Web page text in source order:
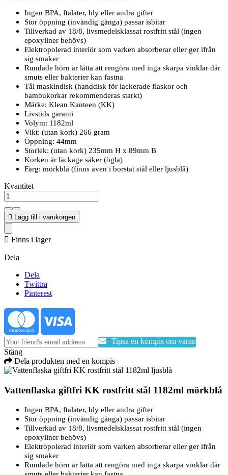
Ingen BPA, ftalater, bly eller andra gifter
Stor öppning (invändig gänga) passar isbitar
Tillverkad av 18/8, livsmedelsklassat rostfritt stål (ingen
epoxyliner behövs)
Elektropolerad interiör som varken absorberar eller ger ifrån
sig smaker
Rundade hörn är lätta att rengöra med inga skarpa vinklar där
smuts eller bakterier kan fastna
Tål maskindisk (handdisk för lackerade flaskor och
bambukorkar rekommenderas starkt)
Märke: Klean Kanteen (KK)
Livstids garanti
Volym: 1182ml
Vikt: (utan kork) 266 gram
Öppning: 44mm
Storlek: (utan kork) 235mm H x 89mm B
Korken är läckage säker (ögla)
Färg: mörkblå (finns även i borstat stål eller ljusblå)
Kvantitet
 Lägg till i varukorgen
 Finns i lager
Dela
Dela
Twittra
Pinterest
Tipsa en kompis om varan
Stäng
Dela produkten med en kompis
Vattenflaska giftfri KK rostfritt stål 1182ml mörkblå
Ingen BPA, ftalater, bly eller andra gifter
Stor öppning (invändig gänga) passar isbitar
Tillverkad av 18/8, livsmedelsklassat rostfritt stål (ingen
epoxyliner behövs)
Elektropolerad interiör som varken absorberar eller ger ifrån
sig smaker
Rundade hörn är lätta att rengöra med inga skarpa vinklar där